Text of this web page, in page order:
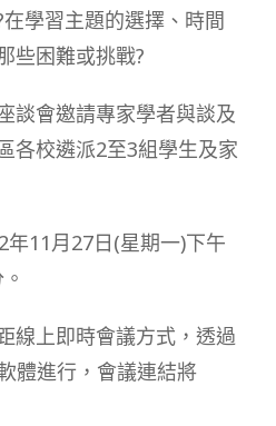
學習主題的選擇、時間
些困難或挑戰?
談會邀請專家學者與談及
各校遴派2至3組學生及家
11月27日(星期一)下午
線上即時會議方式，透過
體進行，會議連結將